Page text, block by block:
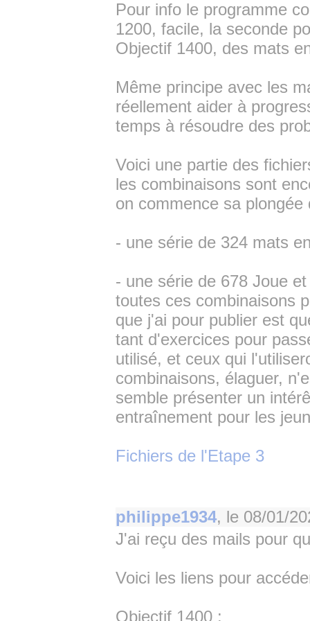
Pour info le programme
1200, facile, la seconde
Objectif 1400, des mats
Même principe avec les
réellement aider à
temps à résoudre des
Voici une partie des
les combinaisons sont
on commence sa
- une série de 324 mats
- une série de 678 Joue
toutes ces combinaisons
que j'ai pour publier est
tant d'exercices pour
utilisé, et ceux qui
combinaisons, élaguer,
semble présenter un
entraînement pour les
Fichiers de l'Etape 3
philippe1934, le 08/01/
J'ai reçu des mails pour
Voici les liens pour
Objectif 1400 :